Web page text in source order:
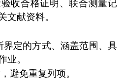
收合格证明、联合测量记
文献资料。
界定的方式、涵盖范围、具
业。
避免重复列项。